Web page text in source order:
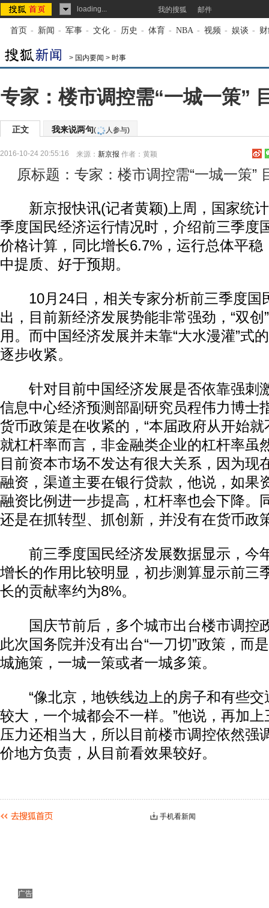
loading... 我的搜狐 邮件
首页 - 新闻 - 军事 - 文化 - 历史 - 体育 - NBA - 视频 - 娱谈 -
> 国内要闻 > 时事
专家：楼市调控需“一城一策”
正文 我来说两句( 人参与)
2016-10-24 20:55:16 来源： 新京报 作者：黄颖
原标题：专家：楼市调控需“一城一策”
新京报快讯(记者黄颖)上周，国家统计
季度国民经济运行情况时，介绍前三季度
价格计算，同比增长6.7%，运行总体平稳
中提质、好于预期。
10月24日，相关专家分析前三季度国
出，目前新经济发展势能非常强劲，“双创
用。而中国经济发展并未靠“大水漫灌”式
逐步收紧。
针对目前中国经济发展是否依靠强刺
信息中心经济预测部副研究员程伟力博士
货币政策是在收紧的，“本届政府从开始就
就杠杆率而言，非金融类企业的杠杆率虽
目前资本市场不发达有很大关系，因为现
融资，渠道主要在银行贷款，他说，如果
融资比例进一步提高，杠杆率也会下降。
还是在抓转型、抓创新，并没有在货币政
前三季度国民经济发展数据显示，今
增长的作用比较明显，初步测算显示前三
长的贡献率约为8%。
国庆节前后，多个城市出台楼市调控
此次国务院并没有出台“一刀切”政策，而
城施策，一城一策或者一城多策。
“像北京，地铁线边上的房子和有些交
较大，一个城都会不一样。”他说，再加
压力还相当大，所以目前楼市调控依然强
价地方负责，从目前看效果较好。
手机看新闻
广告